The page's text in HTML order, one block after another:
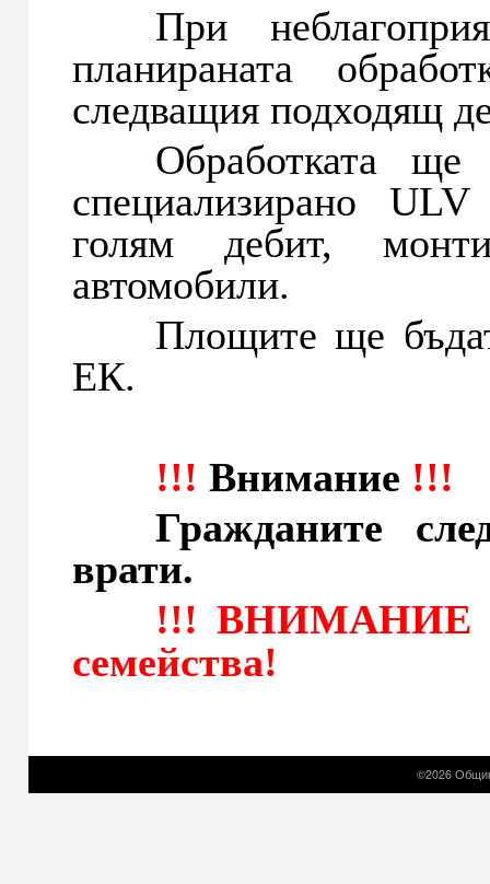
При
планираната
следващия подходящ
Обработката
специализирано
голям дебит,
автомобили.
Площите ще
ЕК.
!!! Внимание !!!
Гражданите
врати.
!!! ВНИМАНИЕ
семейства!
©2026